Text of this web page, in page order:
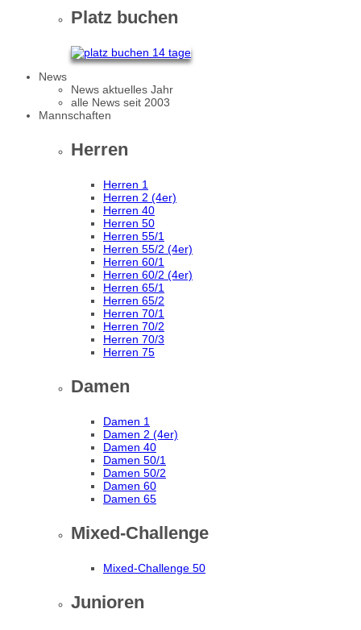
Platz buchen
News
News aktuelles Jahr
alle News seit 2003
Mannschaften
Herren
Herren 1
Herren 2 (4er)
Herren 40
Herren 50
Herren 55/1
Herren 55/2 (4er)
Herren 60/1
Herren 60/2 (4er)
Herren 65/1
Herren 65/2
Herren 70/1
Herren 70/2
Herren 70/3
Herren 75
Damen
Damen 1
Damen 2 (4er)
Damen 40
Damen 50/1
Damen 50/2
Damen 60
Damen 65
Mixed-Challenge
Mixed-Challenge 50
Junioren